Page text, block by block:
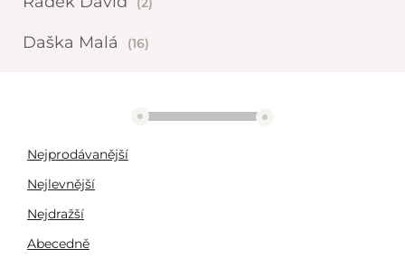
Daška Malá (16)
Nejprodávanější
Nejlevnější
Nejdražší
Abecedně